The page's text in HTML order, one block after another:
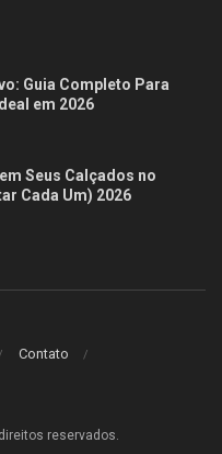
Guia Completo Para
em 2026
Seus Calçados no
Cada Um) 2026
Contato
reservados.